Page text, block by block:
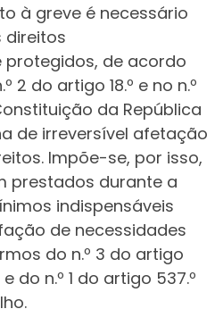
à greve é necessário
direitos
de acordo
2 do artigo 18.º e no n.º
da República
de irreversível afetação
Impõe-se, por isso,
prestados durante a
indispensáveis
de necessidades
do n.º 3 do artigo
do n.º 1 do artigo 537.º